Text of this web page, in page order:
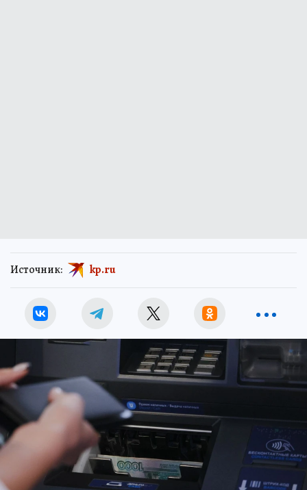
Источник: kp.ru